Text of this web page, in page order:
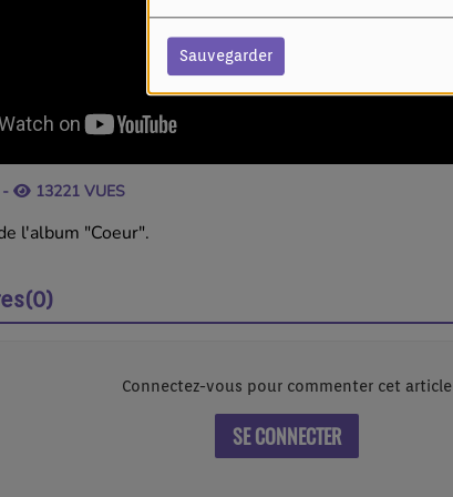
Sauvegarder
- 13221 VUES
l'album "Coeur".
Connectez-vous pour commenter cet article
SE CONNECTER